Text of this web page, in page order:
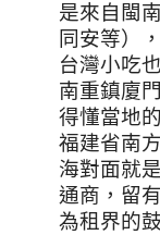
是來自閩
同安等）
台灣小吃
南重鎮廈
得懂當地
福建省南
海對面就
通商，留
為租界的